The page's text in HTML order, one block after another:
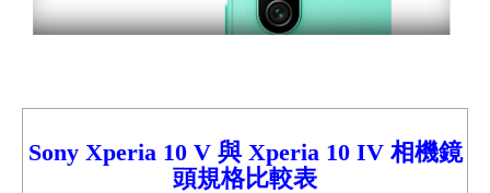
Sony Xperia 10 V 與 Xperia 10 IV 相機鏡
頭規格比較表